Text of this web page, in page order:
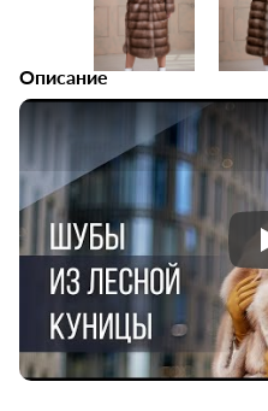
Описание